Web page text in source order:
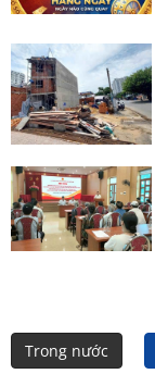
Trong nước